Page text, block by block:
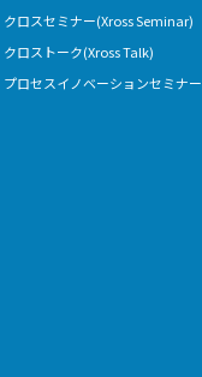
クロスセミナー(Xross Seminar)
クロストーク(Xross Talk)
プロセスイノベーションセミナー